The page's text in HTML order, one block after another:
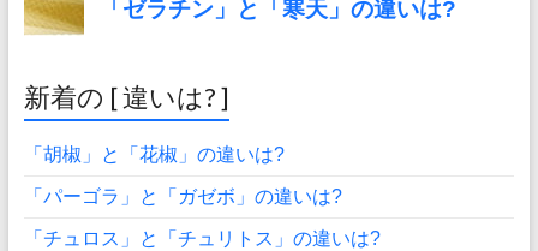
新着の [ 違いは? ]
「胡椒」と「花椒」の違いは?
「パーゴラ」と「ガゼボ」の違いは?
「チュロス」と「チュリトス」の違いは?